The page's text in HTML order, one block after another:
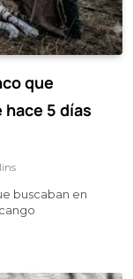
que
5 días
buscaban en